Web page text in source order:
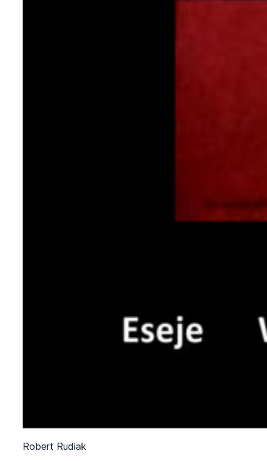
Robert Rudiak